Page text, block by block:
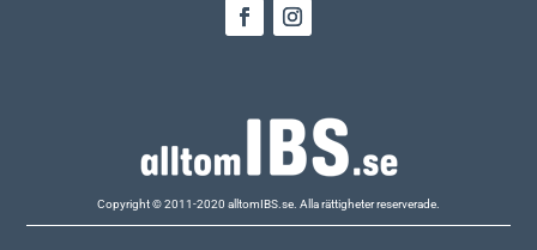
Copyright © 2011-2020 alltomIBS.se. Alla rättigheter reserverade.